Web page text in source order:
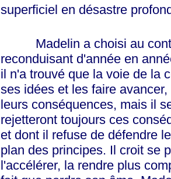
superficiel en désastre
Madelin a choisi au
reconduisant d'année en
il n'a trouvé que la voie de la
ses idées et les faire
leurs conséquences, mais il
rejetteront toujours ces
et dont il refuse de défendre
plan des principes. Il croit se
l'accélérer, la rendre plus